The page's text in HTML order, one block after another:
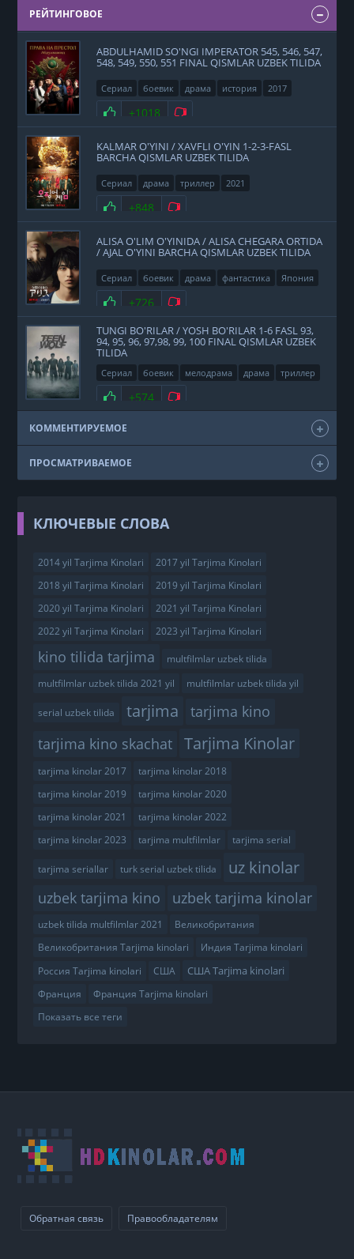
РЕЙТИНГОВОЕ
ABDULHAMID SO'NGI IMPERATOR 545, 546, 547,
548, 549, 550, 551 FINAL QISMLAR UZBEK TILIDA
Сериал боевик драма история 2017
Нравится
+1018 Не нравится
KALMAR O'YINI / XAVFLI O'YIN 1-2-3-FASL
BARCHA QISMLAR UZBEK TILIDA
Сериал драма триллер 2021
Нравится
+848 Не нравится
ALISA O'LIM O'YINIDA / ALISA CHEGARA ORTIDA
/ AJAL O'YINI BARCHA QISMLAR UZBEK TILIDA
Сериал боевик драма фантастика
Япония
2020
Нравится
+726 Не нравится
TUNGI BO'RILAR / YOSH BO'RILAR 1-6 FASL 93,
94, 95, 96, 97,98, 99, 100 FINAL QISMLAR UZBEK
TILIDA
Сериал боевик мелодрама драма
триллер
фэнтези
США 2011
Нравится
+574 Не нравится
КОММЕНТИРУЕМОЕ
ПРОСМАТРИВАЕМОЕ
КЛЮЧЕВЫЕ СЛОВА
2014 yil Tarjima Kinolari
2017 yil Tarjima Kinolari
2018 yil Tarjima Kinolari
2019 yil Tarjima Kinolari
2020 yil Tarjima Kinolari
2021 yil Tarjima Kinolari
2022 yil Tarjima Kinolari
2023 yil Tarjima Kinolari
kino tilida tarjima
multfilmlar uzbek tilida
multfilmlar uzbek tilida 2021 yil
multfilmlar uzbek tilida yil
serial uzbek tilida tarjima
tarjima kino
tarjima kino skachat
Tarjima Kinolar
tarjima kinolar 2017
tarjima kinolar 2018
tarjima kinolar 2019
tarjima kinolar 2020
tarjima kinolar 2021
tarjima kinolar 2022
tarjima kinolar 2023
tarjima multfilmlar tarjima serial
tarjima seriallar turk serial uzbek tilida uz kinolar
uzbek tarjima kino uzbek tarjima kinolar
uzbek tilida multfilmlar 2021
Великобритания
Великобритания Tarjima kinolari
Индия Tarjima kinolari
Россия Tarjima kinolari
США США Tarjima kinolari
Франция
Франция Tarjima kinolari
Показать все теги
Обратная связь Правообладателям